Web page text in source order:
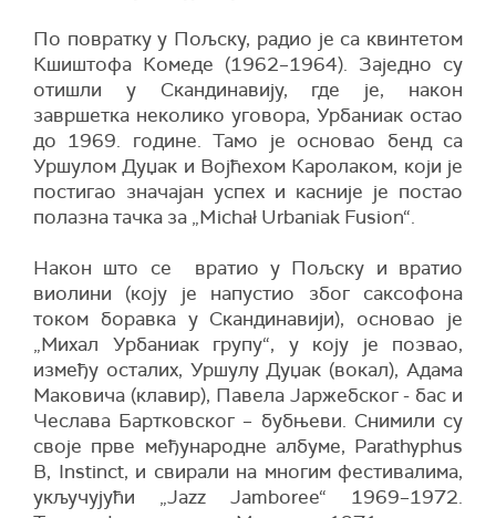
По повратку у Пољску, радио је са квинтетом
Кшиштофа Комеде (1962–1964). Заједно су
отишли у Скандинавију, где је, након
завршетка неколико уговора, Урбаниак остао
до 1969. године. Тамо је основао бенд са
Уршулом Дуџак и Војћехом Каролаком, који је
постигао значајан успех и касније је постао
полазна тачка за „Michał Urbaniak Fusion“.
Након што се вратио у Пољску и вратио
виолини (коју је напустио због саксофона
током боравка у Скандинавији), основао је
„Михал Урбаниак групу“, у коју је позвао,
између осталих, Уршулу Дуџак (вокал), Адама
Маковича (клавир), Павела Јаржебског - бас и
Чеслава Бартковског – бубњеви. Снимили су
своје прве међународне албуме, Parathyphus
B, Instinct, и свирали на многим фестивалима,
укључујући „Jazz Jamboree“ 1969–1972.